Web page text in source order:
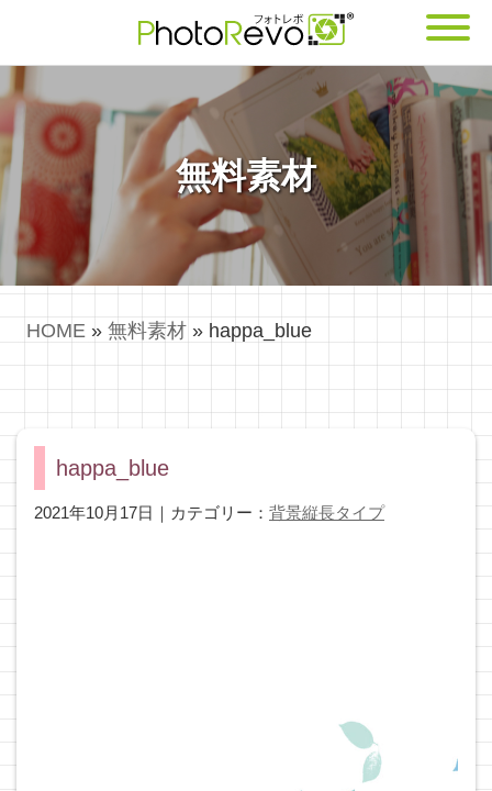
無料素材
HOME » 無料素材 » happa_blue
happa_blue
2021年10月17日｜カテゴリー： 背景縦長タイプ